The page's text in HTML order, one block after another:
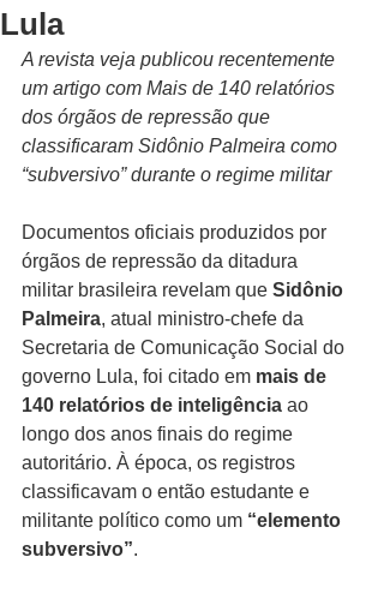
Lula
A revista veja publicou recentemente
um artigo com Mais de 140 relatórios
dos órgãos de repressão que
classificaram Sidônio Palmeira como
“subversivo” durante o regime militar
Documentos oficiais produzidos por
órgãos de repressão da ditadura
militar brasileira revelam que Sidônio
Palmeira, atual ministro-chefe da
Secretaria de Comunicação Social do
governo Lula, foi citado em mais de
140 relatórios de inteligência ao
longo dos anos finais do regime
autoritário. À época, os registros
classificavam o então estudante e
militante político como um “elemento
subversivo”.